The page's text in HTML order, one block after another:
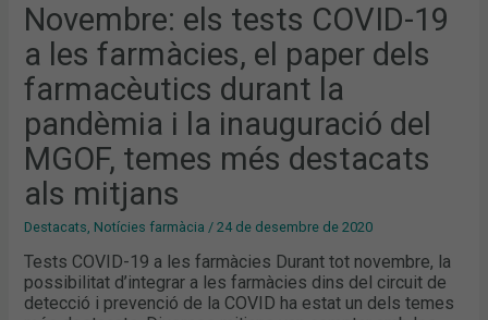
Novembre: els tests COVID-19
a les farmàcies, el paper dels
farmacèutics durant la
pandèmia i la inauguració del
MGOF, temes més destacats
als mitjans
Destacats Notícies farmàcia /24 de desembre de 2020
Tests COVID-19 a les farmàcies Durant tot novembre, la
possibilitat d’integrar a les farmàcies dins del circuit de
detecció i prevenció de la COVID ha estat un dels temes
PAPER
DELS
FARMACÈUTICS
DURANT
PANDÈMIA
I
LA
INAUGURACIÓ
DEL
MGOF,
MÉS
DESTACATS
ALS
MITJANS